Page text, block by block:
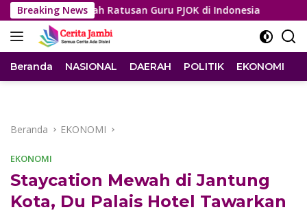
Langsung
ke
konten
Breaking News
Sekolah Ratusan Guru PJOK di Indonesia Terlibat
Beranda NASIONAL DAERAH POLITIK EKONOMI
Beranda EKONOMI
EKONOMI
Staycation Mewah di Jantung
Kota, Du Palais Hotel Tawarkan